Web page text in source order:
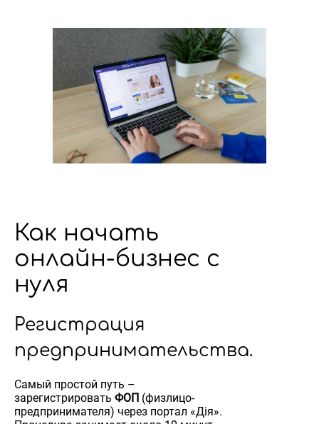
Как начать
онлайн-бизнес с
нуля
Регистрация
предпринимательства.
Самый простой путь –
зарегистрировать ФОП (физлицо-
предпринимателя) через портал «Дія».